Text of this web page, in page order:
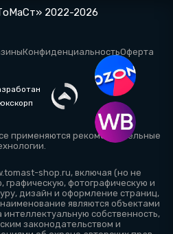
2022-2026
КонфиденциальностьОферта
применяются рекомендательные
shop.ru, включая (но не
графическую, фотографическую и
дизайн и оформление страниц,
являются объектами
интеллектуальную собственность,
законодательством и